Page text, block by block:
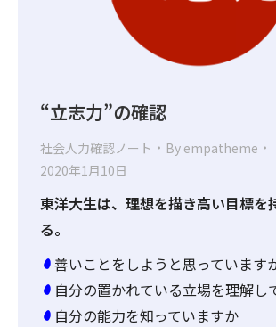
“立志力”の確認
社会人力確認ノート By empatheme
2020年1月10日
東洋大生は、理想を描き高い目標を
る。
善いことをしようと思っています
自分の置かれている立場を理解し
自分の能力を知っていますか